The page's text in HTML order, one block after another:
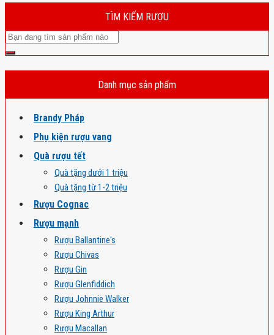
TÌM KIẾM RƯỢU
Danh mục sản phẩm
Brandy Pháp
Phụ kiện rượu vang
Quà rượu tết
Quà tặng dưới 1 triệu
Quà tặng từ 1-2 triệu
Rượu Cognac
Rượu mạnh
Rượu Ballantine's
Rượu Chivas
Rượu Gin
Rượu Glenfiddich
Rượu Johnnie Walker
Rượu King Arthur
Rượu Macallan